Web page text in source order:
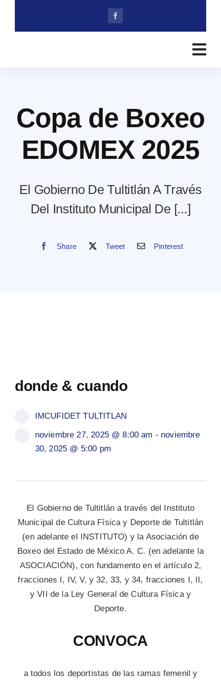
Copa de Boxeo
EDOMEX 2025
El Gobierno De Tultitlán A Través
Del Instituto Municipal De [...]
Share Tweet Pinterest
BOXEO
donde & cuando
IMCUFIDET TULTITLAN
noviembre 27, 2025 @ 8:00 am - noviembre
30, 2025 @ 5:00 pm
El Gobierno de Tultitlán a través del Instituto
Municipal de Cultura Física y Deporte de Tultitlán
(en adelante el INSTITUTO) y la Asociación de
Boxeo del Estado de México A. C. (en adelante la
ASOCIACIÓN), con fundamento en el artículo 2,
fracciones I, IV, V, y 32, 33, y 34, fracciones I, II,
y VII de la Ley General de Cultura Física y
Deporte.
CONVOCA
a todos los deportistas de las ramas femenil y